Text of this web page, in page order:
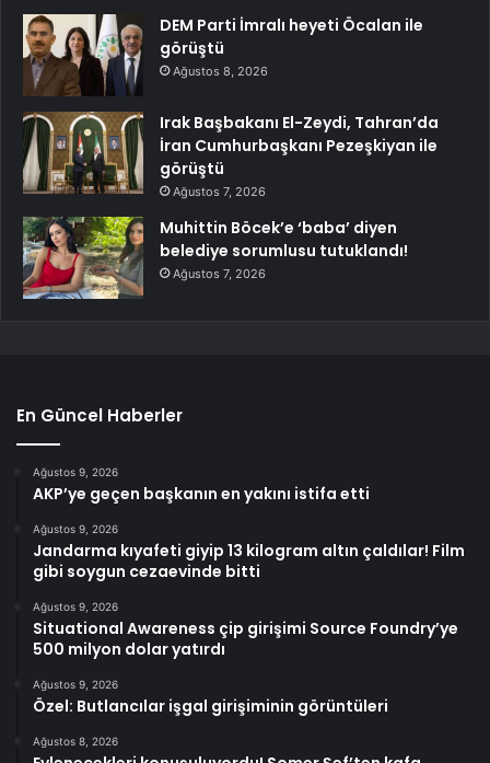
DEM Parti İmralı heyeti Öcalan ile
görüştü
Ağustos 8, 2026
Irak Başbakanı El-Zeydi, Tahran’da
İran Cumhurbaşkanı Pezeşkiyan ile
görüştü
Ağustos 7, 2026
Muhittin Böcek’e ‘baba’ diyen
belediye sorumlusu tutuklandı!
Ağustos 7, 2026
En Güncel Haberler
Ağustos 9, 2026
AKP’ye geçen başkanın en yakını istifa etti
Ağustos 9, 2026
Jandarma kıyafeti giyip 13 kilogram altın çaldılar! Film
gibi soygun cezaevinde bitti
Ağustos 9, 2026
Situational Awareness çip girişimi Source Foundry’ye
500 milyon dolar yatırdı
Ağustos 9, 2026
Özel: Butlancılar işgal girişiminin görüntüleri
Ağustos 8, 2026